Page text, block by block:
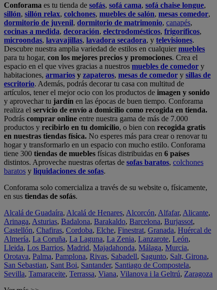
Conforama es tu tienda de sofás, sofá cama, sofá chaise longue,
sillón, sillón relax, colchones, muebles de salón, mesas comedor,
dormitorio de juvenil, dormitorio de matrimonio, canapés,
cocinas a medida, decoración, electrodomésticos, frigoríficos,
microondas, lavavajillas, lavadora secadora, y televisiones.
Descubre nuestra amplia variedad de estilos en cualquiermuebles
para tu hogar, con los mejores precios y promociones. Crea el
espacio en el que vives gracias a nuestros muebles de comedor y
habitaciones, armarios y zapateros, mesas de comedor y sillas de
escritorio. Además, podrás decorar tu casa con multitud de
artículos, tener el mejor ocio con los productos de imagen y sonido
y aprovechar tu jardín en las épocas de buen tiempo. Conforama
realiza el servicio de envío a domicilio como recogida en tienda.
Podrás comprar online entre nuestra gama de más de 7.000
productos y recibirlo en tu domicilio, o bien con recogida gratis
en nuestras tiendas física. No esperes más para crear o renovar tu
hogar y transformarlo en un espacio con mucho estilo. Conforama
tiene 300 tiendas de muebles físicas distribuidas en 6 países
distintos. Aproveche nuestras ofertas de sofas baratos, colchones
baratos y liquidaciones de sofas.
Conforama solo comercializa a través de su website o, físicamente,
en sus tiendas de sofás.
Alcalá de Guadaíra, Alcalá de Henares, Alcorcón, Alfafar, Alicante,
Arinaga, Asturias, Badalona, Barakaldo, Barcelona, Burjassot,
Castellón, Chafiras, Cordoba, Elche, Finestrat, Granada, Huércal de
Almería, La Coruña, La Laguna, La Zenia, Lanzarote, León,
Lleida, Los Barrios, Madrid, Majadahonda, Málaga, Murcia,
Orotava, Palma, Pamplona, Rivas, Sabadell, Sagunto, Salt, Girona,
San Sebastian, Sant Boi, Santander, Santiago de Compostela,
Sevilla, Tamaraceite, Terrassa, Viana, Vilanova i la Geltrú, Zaragoza